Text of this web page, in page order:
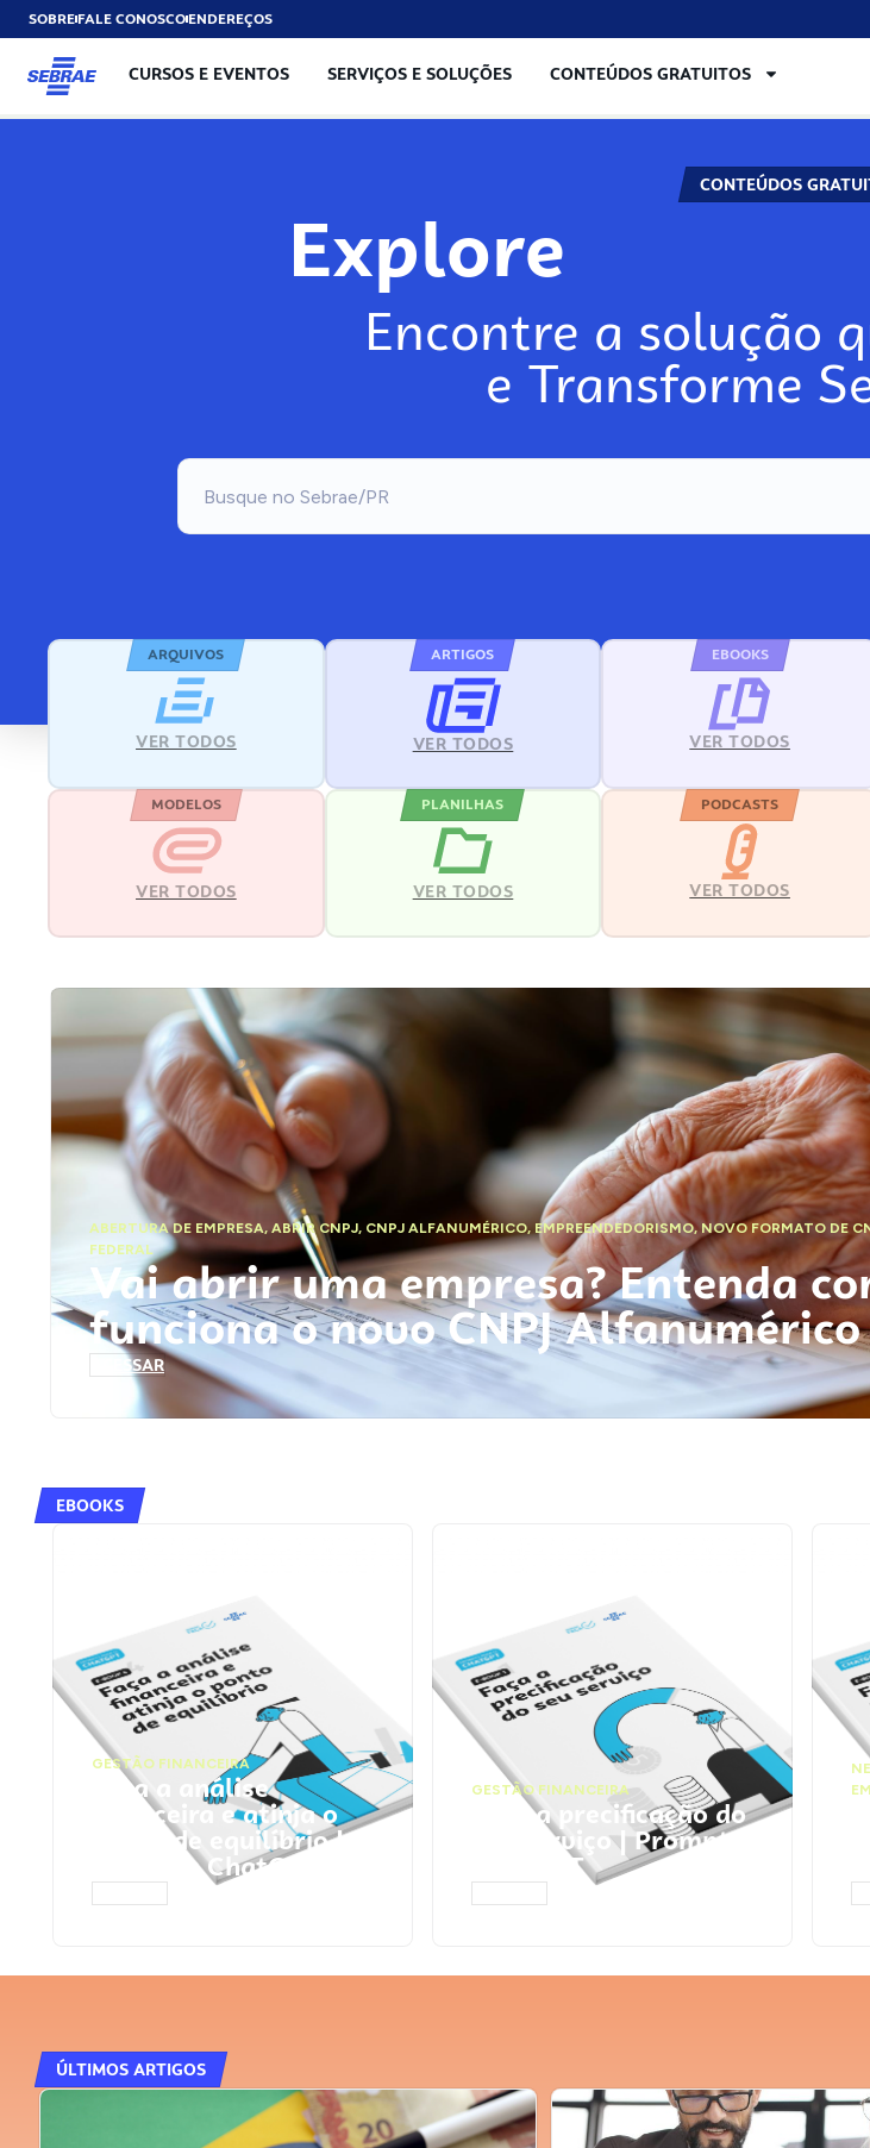
SOBREFALE CONOSCOENDEREÇOS
CURSOS E EVENTOS SERVIÇOS E SOLUÇÕES CONTEÚDOS GRATUITOS
CONTEÚDOS
Explore
Encontre a solução
e Transforme
ARQUIVOS
VER TODOS
ARTIGOS
VER TODOS
EBOOKS
VER TODOS
MODELOS
VER TODOS
PLANILHAS
VER TODOS
PODCASTS
VER TODOS
ABERTURA DE EMPRESA,ABRIR CNPJ, CNPJ ALFANUMÉRICO, EMPREENDEDORISMO,NOVO FORMATO DE
FEDERAL
Vai abrir uma empresa? Entenda
funciona o novo CNPJ Alfanumérico
ACESSAR
EBOOKS
GESTÃO FINANCEIRA
Faça a análise
financeira e atinja o
ponto de equilíbrio |
Prompts ChatGPT
GESTÃO FINANCEIRA
Faça a precificação do
seu serviço | Prompts
ChatGPT
ÚLTIMOS ARTIGOS